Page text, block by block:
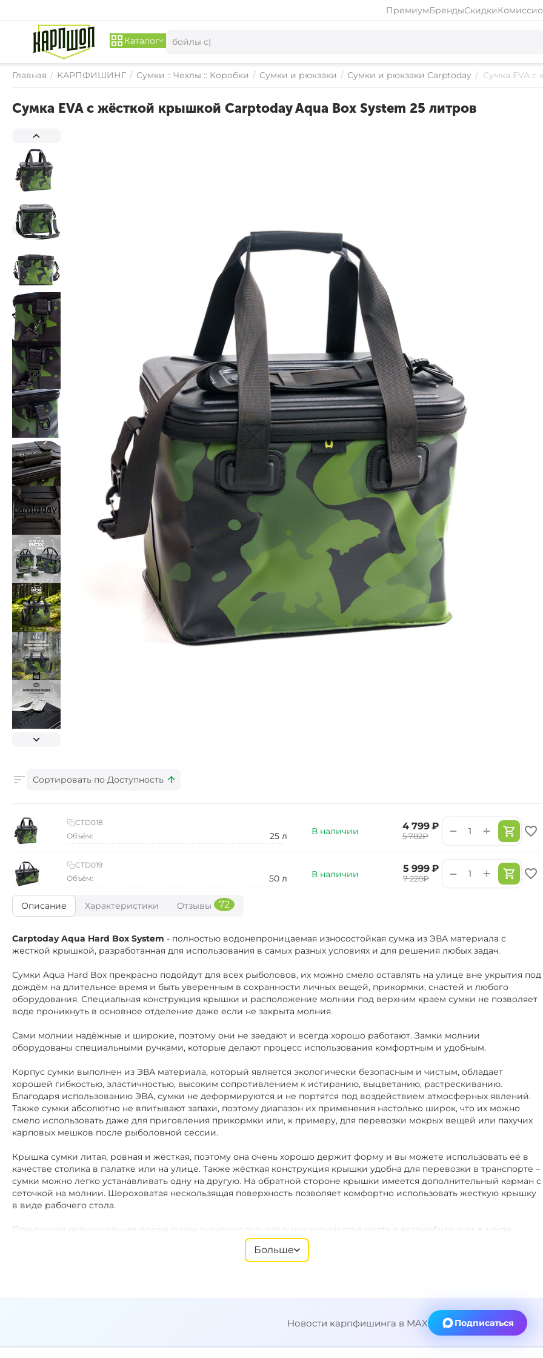
ПремиумБрендыСкидки
Каталог
Главная / КАРПФИШИНГ / Сумки :: Чехлы :: Коробки / Сумки и рюкзаки / Сумки и рюкзаки Carptoday / Сумка EVA с
Сумка EVA с жёсткой крышкой Carptoday Aqua Box System 25 литров
Сортировать по Доступность
В наличии ‍4 799‍ ₽
‍5 782‍₽ +
−
CTD018
Объём:
25 л
В наличии ‍5 999‍ ₽
‍7 228‍₽ +
−
CTD019
Объём:
50 л
Описание Характеристики Отзывы 72
Carptoday Aqua Hard Box System - полностью водонепроницаемая износостойкая сумка из ЭВА материала с
жесткой крышкой, разработанная для использования в самых разных условиях и для решения любых задач.
Сумки Aqua Hard Box прекрасно подойдут для всех рыболовов, их можно смело оставлять на улице вне укрытия под
дождём на длительное время и быть уверенным в сохранности личных вещей, прикормки, снастей и любого
оборудования. Специальная конструкция крышки и расположение молнии под верхним краем сумки не позволяет
воде проникнуть в основное отделение даже если не закрыта молния.
Сами молнии надёжные и широкие, поэтому они не заедают и всегда хорошо работают. Замки молнии
оборудованы специальными ручками, которые делают процесс использования комфортным и удобным.
Корпус сумки выполнен из ЭВА материала, который является экологически безопасным и чистым, обладает
хорошей гибкостью, эластичностью, высоким сопротивлением к истиранию, выцветанию, растрескиванию.
Благодаря использованию ЭВА, сумки не деформируются и не портятся под воздействием атмосферных явлений.
Также сумки абсолютно не впитывают запахи, поэтому диапазон их применения настолько широк, что их можно
смело использовать даже для приговления прикормки или, к примеру, для перевозки мокрых вещей или пахучих
карповых мешков после рыболовной сессии.
Крышка сумки литая, ровная и жёсткая, поэтому она очень хорошо держит форму и вы можете использовать её в
качестве столика в палатке или на улице. Также жёсткая конструкция крышки удобна для перевозки в транспорте –
сумки можно легко устанавливать одну на другую. На обратной стороне крышки имеется дополнительный карман с
сеточкой на молнии. Шероховатая нескользящая поверхность позволяет комфортно использовать жесткую крышку
в виде рабочего стола.
Практичная прямоугольная форма сумок экономит значительное количество места в автомобиле или в месте
хранения, так как позволяет заполнить всё пространство. Сумку можно располагать под раскладушкой в палатке,
удобно перевозить в лодке или в тележке. Несколько сумок вместе образуют плоскую и жёсткую платформу, на
которую можно укладывать дополнительное оборудование.
длине наплечный ремень с резиновой вставкой снабжен двумя карабинами. В случаях, когда ремень не нужен, его
можно отстегнуть. В отдельном виде наплечный ремень универсален и может использоваться для
Больше
Новости карпфишинга в MAX Подписаться